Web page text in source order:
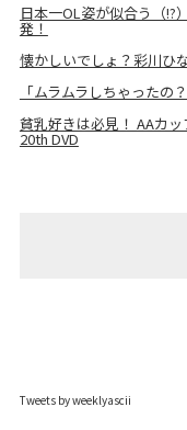
日本一OL姿が似合う（!?
発！
懐かしいでしょ？彩川ひ
「ムラムラしちゃったの
貧乳好きは必見！ AAカ
20th DVD
Tweets by weeklyascii